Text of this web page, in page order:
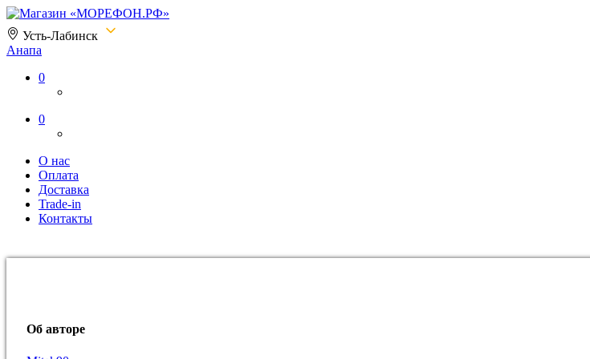
Усть-Лабинск
Анапа
Магазин «МОРЕФОН.РФ»
0
0
О нас
Оплата
Доставка
Trade-in
Контакты
Об авторе